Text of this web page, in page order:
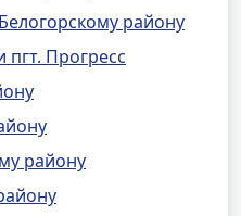
району
Прогресс
району